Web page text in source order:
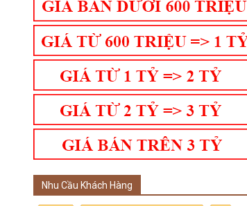
Nhu Cầu Khách Hàng